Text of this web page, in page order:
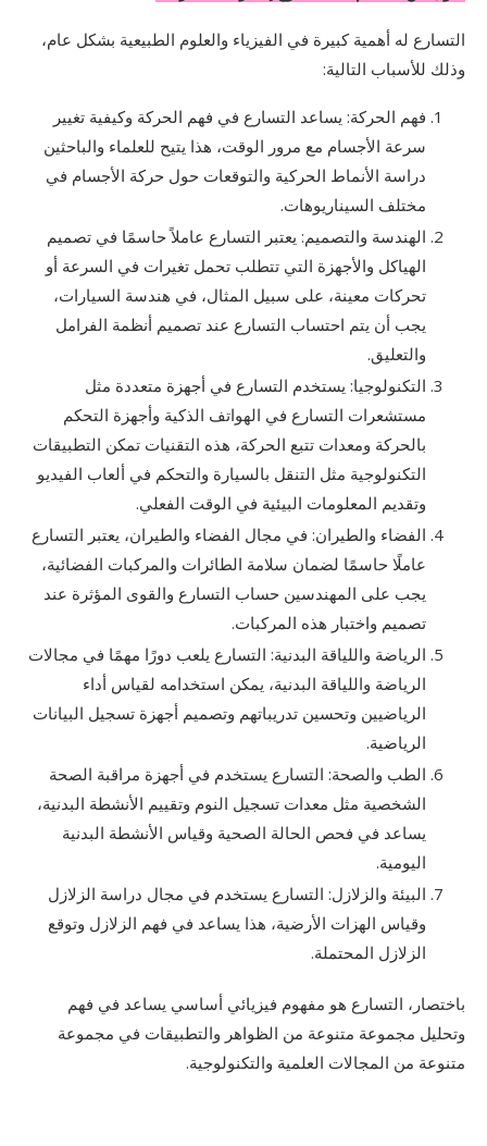
التسارع له أهمية كبيرة في الفيزياء والعلوم الطبيعية بشكل عام،
وذلك للأسباب التالية:
فهم الحركة: يساعد التسارع في فهم الحركة وكيفية تغيير
سرعة الأجسام مع مرور الوقت، هذا يتيح للعلماء والباحثين
دراسة الأنماط الحركية والتوقعات حول حركة الأجسام في
مختلف السيناريوهات.
الهندسة والتصميم: يعتبر التسارع عاملاً حاسمًا في تصميم
الهياكل والأجهزة التي تتطلب تحمل تغيرات في السرعة أو
تحركات معينة، على سبيل المثال، في هندسة السيارات،
يجب أن يتم احتساب التسارع عند تصميم أنظمة الفرامل
والتعليق.
التكنولوجيا: يستخدم التسارع في أجهزة متعددة مثل
مستشعرات التسارع في الهواتف الذكية وأجهزة التحكم
بالحركة ومعدات تتبع الحركة، هذه التقنيات تمكن التطبيقات
التكنولوجية مثل التنقل بالسيارة والتحكم في ألعاب الفيديو
وتقديم المعلومات البيئية في الوقت الفعلي.
الفضاء والطيران: في مجال الفضاء والطيران، يعتبر التسارع
عاملًا حاسمًا لضمان سلامة الطائرات والمركبات الفضائية،
يجب على المهندسين حساب التسارع والقوى المؤثرة عند
تصميم واختبار هذه المركبات.
الرياضة واللياقة البدنية: التسارع يلعب دورًا مهمًا في مجالات
الرياضة واللياقة البدنية، يمكن استخدامه لقياس أداء
الرياضيين وتحسين تدريباتهم وتصميم أجهزة تسجيل البيانات
الرياضية.
الطب والصحة: التسارع يستخدم في أجهزة مراقبة الصحة
الشخصية مثل معدات تسجيل النوم وتقييم الأنشطة البدنية،
يساعد في فحص الحالة الصحية وقياس الأنشطة البدنية
اليومية.
البيئة والزلازل: التسارع يستخدم في مجال دراسة الزلازل
وقياس الهزات الأرضية، هذا يساعد في فهم الزلازل وتوقع
الزلازل المحتملة.
باختصار، التسارع هو مفهوم فيزيائي أساسي يساعد في فهم
وتحليل مجموعة متنوعة من الظواهر والتطبيقات في مجموعة
متنوعة من المجالات العلمية والتكنولوجية.